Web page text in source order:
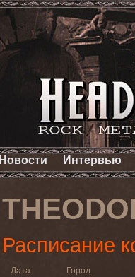
Новости Интервью
Расписание
Дата
Город